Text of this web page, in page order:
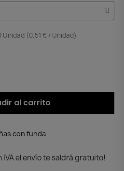
(0,51 € / Unidad)
al carrito
con funda
IVA el envío te saldrá gratuito!